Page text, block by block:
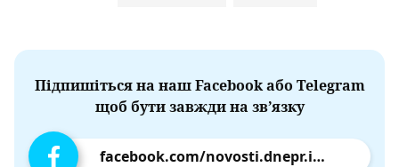
Підпишіться на наш Facebook або Telegram
щоб бути завжди на зв’язку
facebook.com/novosti.dnepr.info